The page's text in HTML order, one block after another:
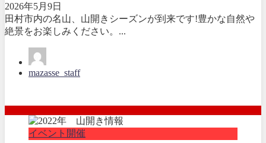
2026年5月9日
田村市内の名山、山開きシーズンが到来です!豊かな自然や
絶景をお楽しみください。...
mazasse_staff
イベント開催